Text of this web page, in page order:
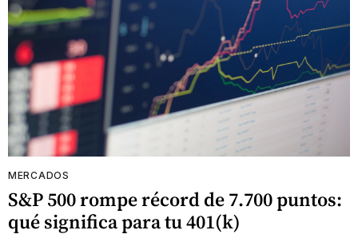
MERCADOS
S&P 500 rompe récord de 7.700 puntos:
qué significa para tu 401(k)